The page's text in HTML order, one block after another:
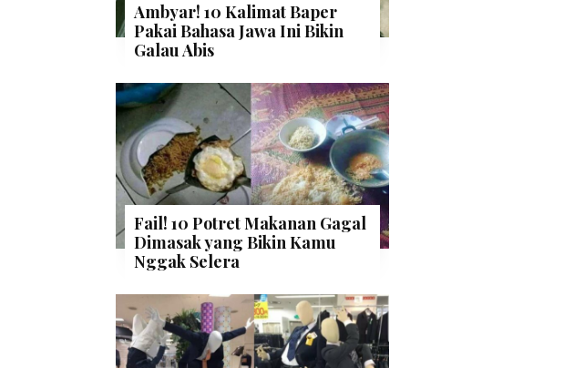
Ambyar! 10 Kalimat Baper
Pakai Bahasa Jawa Ini Bikin
Galau Abis
Fail! 10 Potret Makanan Gagal
Dimasak yang Bikin Kamu
Nggak Selera